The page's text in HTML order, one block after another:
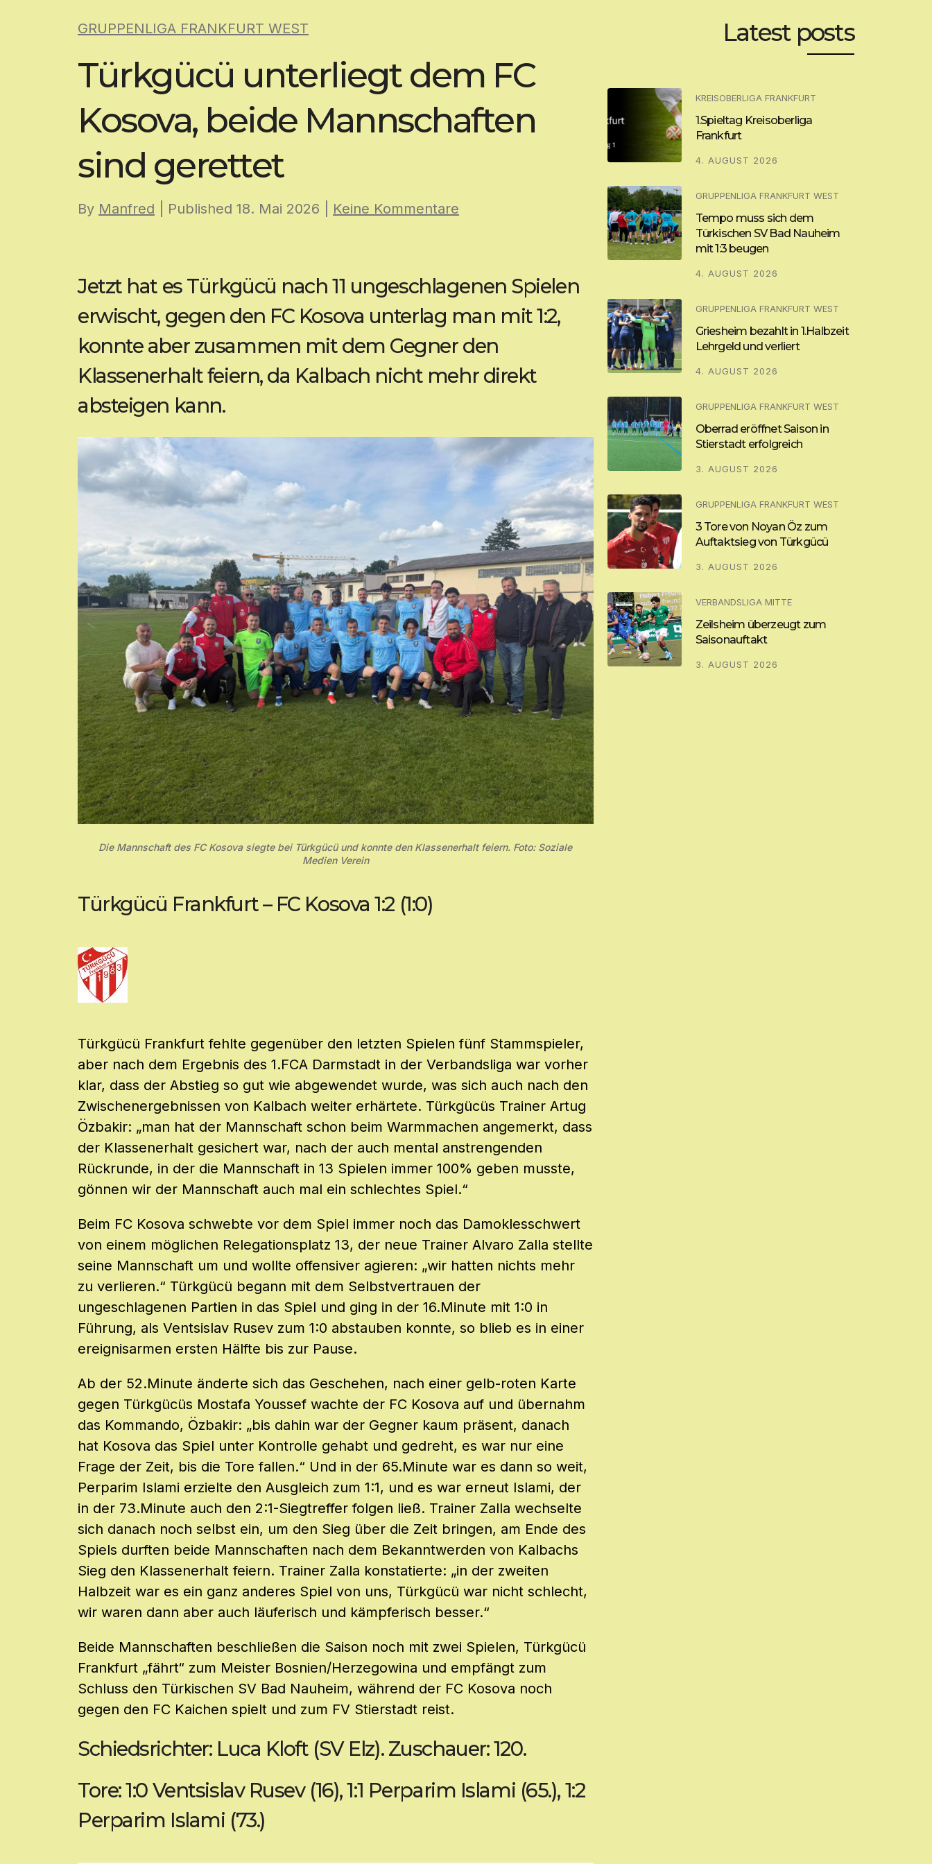
GRUPPENLIGA FRANKFURT WEST
Türkgücü unterliegt dem FC
Kosova, beide Mannschaften
sind gerettet
By Manfred | Published 18. Mai 2026 Keine Kommentare
Jetzt hat es Türkgücü nach 11 ungeschlagenen Spielen
erwischt, gegen den FC Kosova unterlag man mit 1:2,
konnte aber zusammen mit dem Gegner den
Klassenerhalt feiern, da Kalbach nicht mehr direkt
absteigen kann.
Die Mannschaft des FC Kosova siegte bei Türkgücü und konnte den Klassenerhalt feiern. Foto: Soziale
Medien Verein
Türkgücü Frankfurt – FC Kosova 1:2 (1:0)
Türkgücü Frankfurt fehlte gegenüber den letzten Spielen fünf Stammspieler,
aber nach dem Ergebnis des 1.FCA Darmstadt in der Verbandsliga war vorher
klar, dass der Abstieg so gut wie abgewendet wurde, was sich auch nach den
Zwischenergebnissen von Kalbach weiter erhärtete. Türkgücüs Trainer Artug
Özbakir: „man hat der Mannschaft schon beim Warmmachen angemerkt, dass
der Klassenerhalt gesichert war, nach der auch mental anstrengenden
Rückrunde, in der die Mannschaft in 13 Spielen immer 100% geben musste,
gönnen wir der Mannschaft auch mal ein schlechtes Spiel.“
Beim FC Kosova schwebte vor dem Spiel immer noch das Damoklesschwert
von einem möglichen Relegationsplatz 13, der neue Trainer Alvaro Zalla stellte
seine Mannschaft um und wollte offensiver agieren: „wir hatten nichts mehr
zu verlieren.“ Türkgücü begann mit dem Selbstvertrauen der
ungeschlagenen Partien in das Spiel und ging in der 16.Minute mit 1:0 in
Führung, als Ventsislav Rusev zum 1:0 abstauben konnte, so blieb es in einer
ereignisarmen ersten Hälfte bis zur Pause.
Ab der 52.Minute änderte sich das Geschehen, nach einer gelb-roten Karte
gegen Türkgücüs Mostafa Youssef wachte der FC Kosova auf und übernahm
das Kommando, Özbakir: „bis dahin war der Gegner kaum präsent, danach
hat Kosova das Spiel unter Kontrolle gehabt und gedreht, es war nur eine
Frage der Zeit, bis die Tore fallen.“ Und in der 65.Minute war es dann so weit,
Perparim Islami erzielte den Ausgleich zum 1:1, und es war erneut Islami, der
in der 73.Minute auch den 2:1-Siegtreffer folgen ließ. Trainer Zalla wechselte
sich danach noch selbst ein, um den Sieg über die Zeit bringen, am Ende des
Spiels durften beide Mannschaften nach dem Bekanntwerden von Kalbachs
Sieg den Klassenerhalt feiern. Trainer Zalla konstatierte: „in der zweiten
Halbzeit war es ein ganz anderes Spiel von uns, Türkgücü war nicht schlecht,
wir waren dann aber auch läuferisch und kämpferisch besser.“
Beide Mannschaften beschließen die Saison noch mit zwei Spielen, Türkgücü
Frankfurt „fährt“ zum Meister Bosnien/Herzegowina und empfängt zum
Schluss den Türkischen SV Bad Nauheim, während der FC Kosova noch
gegen den FC Kaichen spielt und zum FV Stierstadt reist.
Schiedsrichter: Luca Kloft (SV Elz). Zuschauer: 120.
Tore: 1:0 Ventsislav Rusev (16), 1:1 Perparim Islami (65.), 1:2
Perparim Islami (73.)
Latest posts
KREISOBERLIGA FRANKFURT
1.Spieltag Kreisoberliga
Frankfurt
4. AUGUST 2026
GRUPPENLIGA FRANKFURT WEST
Tempo muss sich dem
Türkischen SV Bad Nauheim
mit 1:3 beugen
4. AUGUST 2026
GRUPPENLIGA FRANKFURT WEST
Griesheim bezahlt in 1.Halbzeit
Lehrgeld und verliert
4. AUGUST 2026
GRUPPENLIGA FRANKFURT WEST
Oberrad eröffnet Saison in
Stierstadt erfolgreich
3. AUGUST 2026
GRUPPENLIGA FRANKFURT WEST
3 Tore von Noyan Öz zum
Auftaktsieg von Türkgücü
3. AUGUST 2026
VERBANDSLIGA MITTE
Zeilsheim überzeugt zum
Saisonauftakt
3. AUGUST 2026